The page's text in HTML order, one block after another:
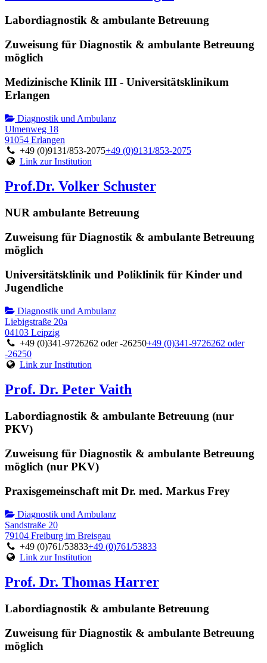
Labordiagnostik & ambulante Betreuung
Zuweisung für Diagnostik & ambulante Betreuung
möglich
Medizinische Klinik III - Universitätsklinikum
Erlangen
Diagnostik und Ambulanz
Ulmenweg 18
91054 Erlangen
+49 (0)9131/853-2075+49 (0)9131/853-2075
Link zur Institution
Prof.Dr. Volker Schuster
NUR ambulante Betreuung
Zuweisung für Diagnostik & ambulante Betreuung
möglich
Universitätsklinik und Poliklinik für Kinder und
Jugendliche
Diagnostik und Ambulanz
Liebigstraße 20a
04103 Leipzig
+49 (0)341-9726262 oder -26250+49 (0)341-9726262 oder
-26250
Link zur Institution
Prof. Dr. Peter Vaith
Labordiagnostik & ambulante Betreuung (nur
PKV)
Zuweisung für Diagnostik & ambulante Betreuung
möglich (nur PKV)
Praxisgemeinschaft mit Dr. med. Markus Frey
Diagnostik und Ambulanz
Sandstraße 20
79104 Freiburg im Breisgau
+49 (0)761/53833+49 (0)761/53833
Link zur Institution
Prof. Dr. Thomas Harrer
Labordiagnostik & ambulante Betreuung
Zuweisung für Diagnostik & ambulante Betreuung
möglich